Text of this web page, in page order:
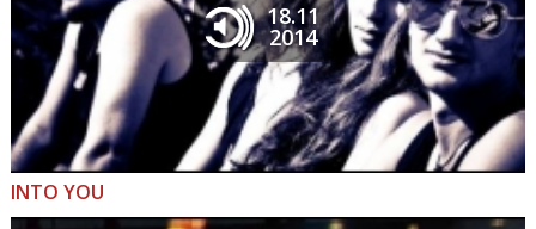
18.11
2014
INTO YOU